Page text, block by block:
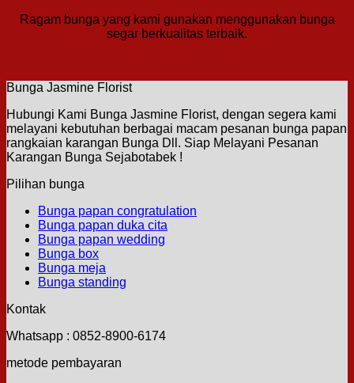
Ragam bunga yang kami gunakan menggunakan bunga
segar berkualitas terbaik.
Bunga Jasmine Florist
Hubungi Kami Bunga Jasmine Florist, dengan segera kami
melayani kebutuhan berbagai macam pesanan bunga papan
rangkaian karangan Bunga Dll. Siap Melayani Pesanan
Karangan Bunga Sejabotabek !
Pilihan bunga
Bunga papan congratulation
Bunga papan duka cita
Bunga papan wedding
Bunga box
Bunga meja
Bunga standing
Kontak
Whatsapp : 0852-8900-6174
metode pembayaran